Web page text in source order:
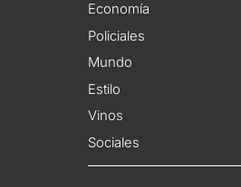
Economía
Policiales
Mundo
Estilo
Vinos
Sociales